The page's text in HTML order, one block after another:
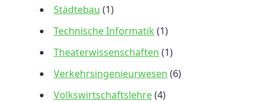
Städtebau (1)
Technische Informatik (1)
Theaterwissenschaften (1)
Verkehrsingenieurwesen (6)
Volkswirtschaftslehre(4)